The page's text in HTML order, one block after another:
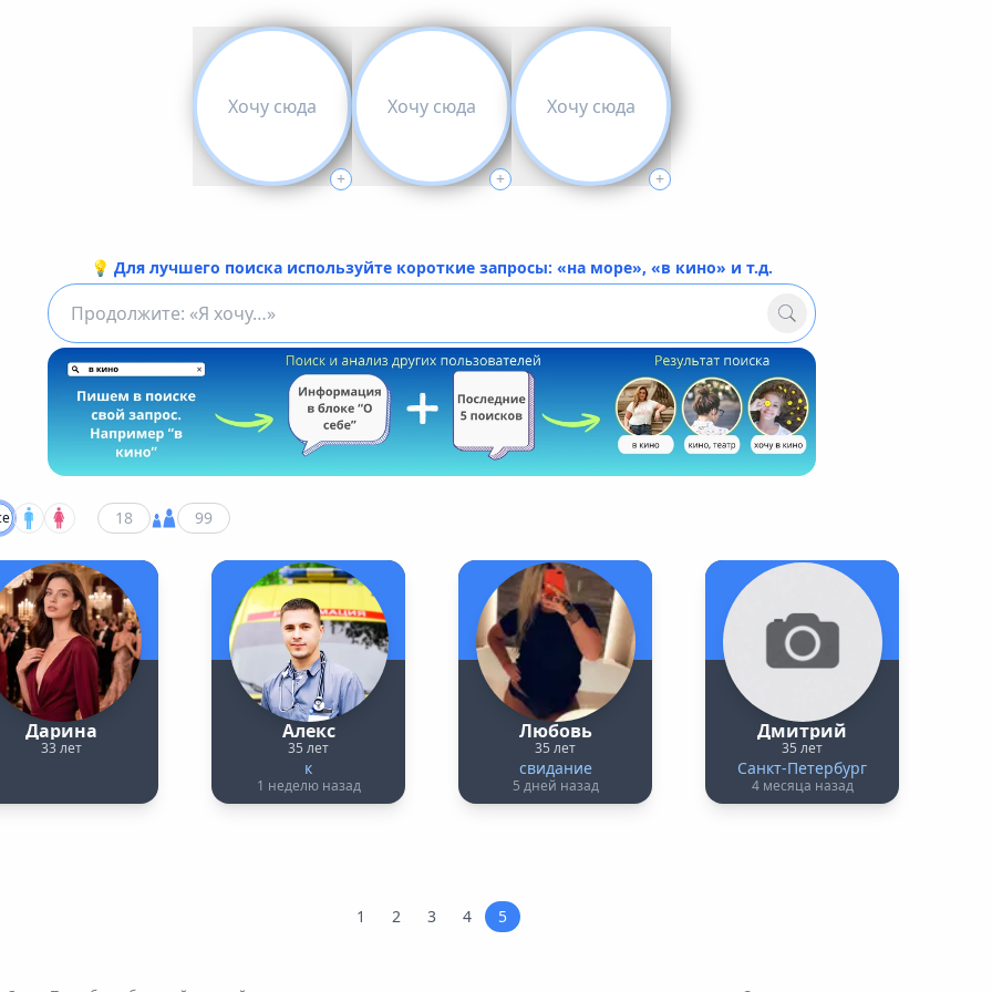
Хочу сюда
+
Хочу сюда
+
Хочу сюда
+
в Спб💡 Для лучшего поиска используйте короткие запросы: «на море», «в кино» и т.д.
Дарина
33 лет
Алекс
35 лет
к
1 неделю назад
Любовь
35 лет
свидание
5 дней назад
Дмитрий
35 лет
Санкт-Петербург
4 месяца назад
1 2 3 4 5